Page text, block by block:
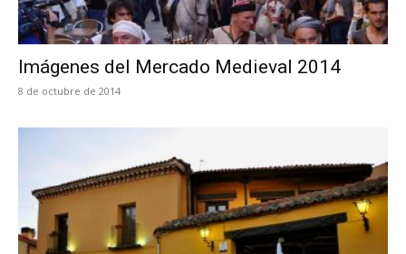
Imágenes del Mercado Medieval 2014
8 de octubre de 2014